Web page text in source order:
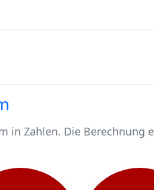
in Zahlen. Die
stationär gepflegt*.
1354 werden häuslich